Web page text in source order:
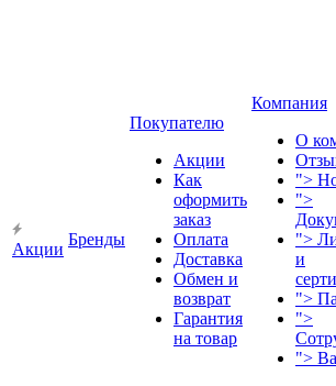
Акции
Бренды
Покупателю
Акции
Как
оформить
заказ
Оплата
Доставка
Обмен и
возврат
Гарантия
на товар
Компания
О
">
">
">
и
">
">
">